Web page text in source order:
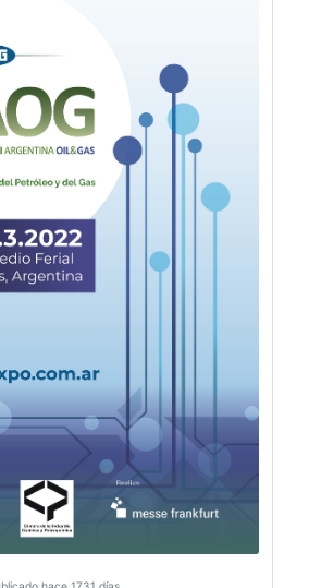
sobre el Programa de
del Medio Ambiente®.